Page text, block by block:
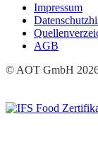
Impressum
AGB
© AOT GmbH